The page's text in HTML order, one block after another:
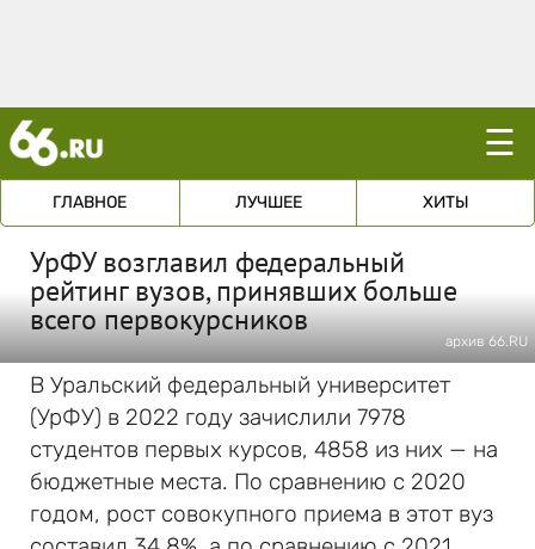
☰
ГЛАВНОЕ ЛУЧШЕЕ ХИТЫ
УрФУ возглавил федеральный
рейтинг вузов, принявших больше
всего первокурсников
архив 66.RU
В Уральский федеральный университет
(УрФУ) в 2022 году зачислили 7978
студентов первых курсов, 4858 из них — на
бюджетные места. По сравнению с 2020
годом, рост совокупного приема в этот вуз